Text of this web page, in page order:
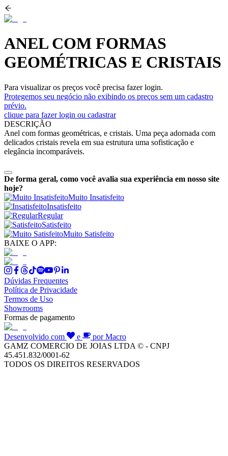
ANEL COM FORMAS
GEOMÉTRICAS E CRISTAIS
Para visualizar os preços você precisa fazer login.
Protegemos seu negócio não exibindo os preços sem um cadastro
prévio.
clique para fazer login ou cadastrar
DESCRIÇÃO
Anel com formas geométricas, e cristais. Uma peça adornada com
delicados cristais revela em sua estrutura uma sofisticação e
elegância incomparáveis.
De forma geral, como você avalia sua experiência em nosso site
hoje?
Muito Insatisfeito
Insatisfeito
Regular
Satisfeito
Muito Satisfeito
BAIXE O APP:
Dúvidas Frequentes
Política de Privacidade
Termos de Uso
Showrooms
Formas de pagamento
Desenvolvido com e
por Macro
GAMZ COMERCIO DE JOIAS LTDA © - CNPJ
45.451.832/0001-62
TODOS OS DIREITOS RESERVADOS